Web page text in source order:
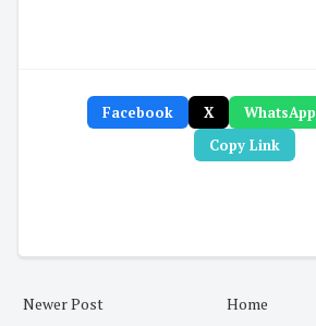
Facebook X WhatsApp
Copy Link
Newer Post Home